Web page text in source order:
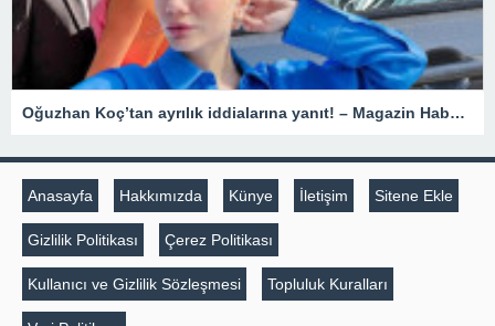
Oğuzhan Koç’tan ayrılık iddialarına yanıt! – Magazin Haberleri
Anasayfa Hakkımızda Künye İletişim Sitene Ekle
Gizlilik Politikası Çerez Politikası
Kullanıcı ve Gizlilik Sözleşmesi Topluluk Kuralları